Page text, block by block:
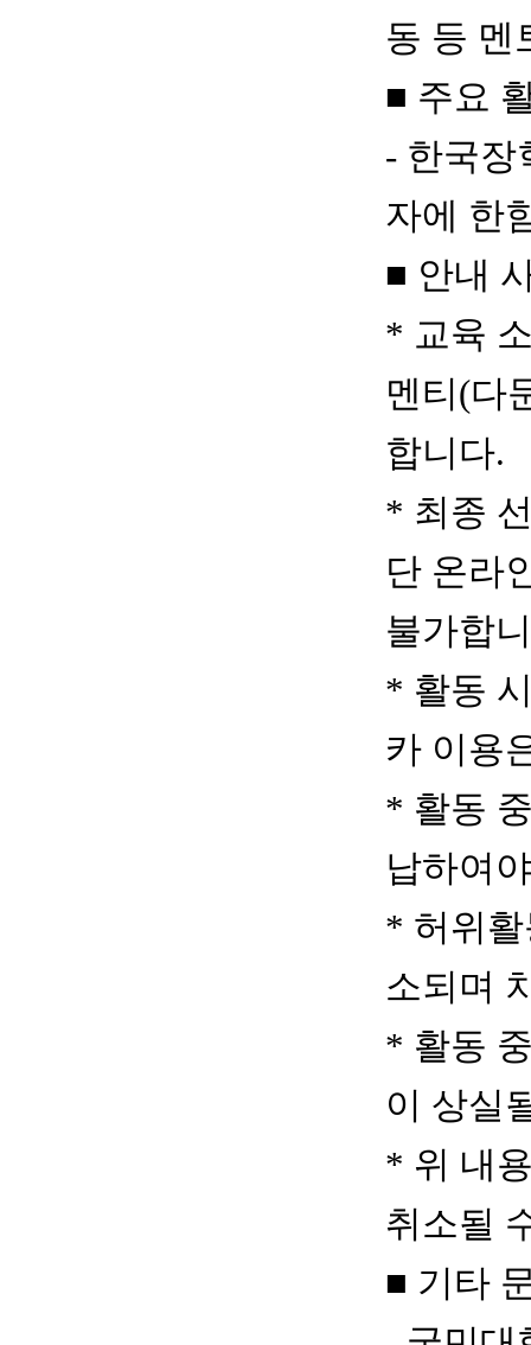
동 등 멘
■ 주요
- 한국장
자에 한
■ 안내
* 교육
멘티(다
합니다.
* 최종
단 온라
불가합
* 활동
카 이용
* 활동
납하여
* 허위
소되며
* 활동
이 상실
* 위 내
취소될
■ 기타